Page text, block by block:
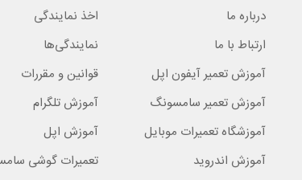
درباره ما
اخذ نمایندگی
ارتباط با ما
نمایندگی‌ها
آموزش تعمیر آیفون اپل
قوانین و مقررات
آموزش تعمیر سامسونگ
آموزش تلگرام
آموزشگاه تعمیرات موبایل
آموزش اپل
آموزش اندروید تعمیرات گوشی